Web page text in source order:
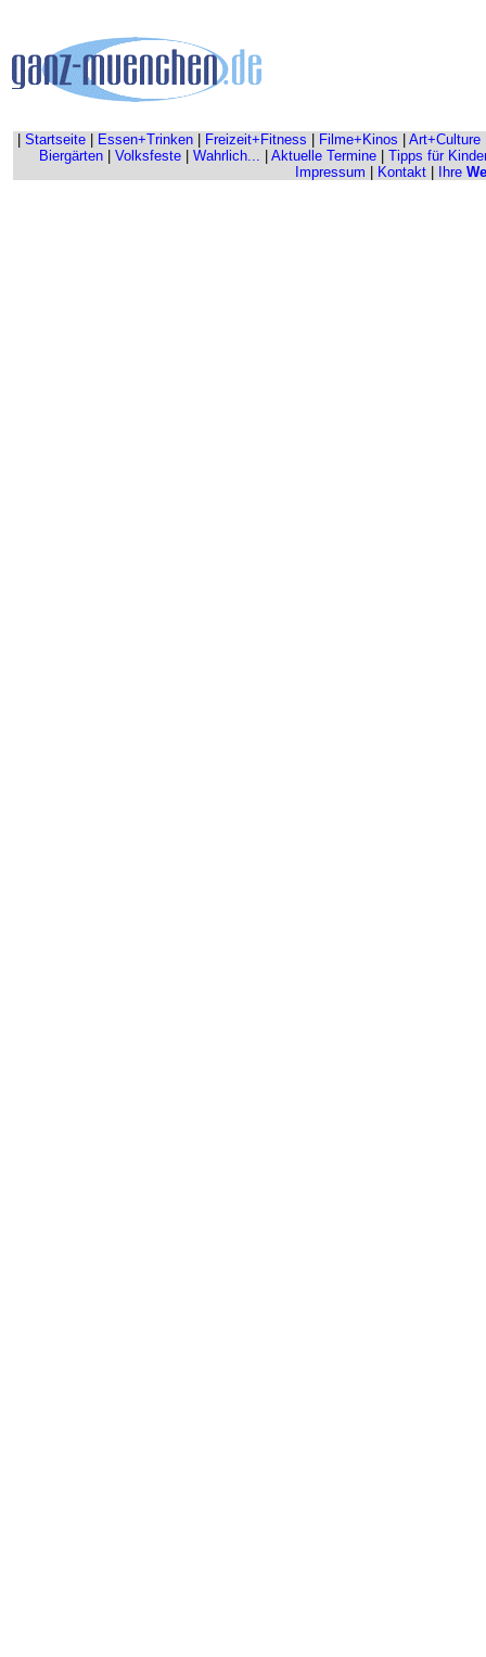
Startseite Essen+Trinken Freizeit+Fitness Filme+Kinos Art+Culture
Biergärten| Volksfeste| Wahrlich... Aktuelle Termine
Tipps für
Impressum
Kontakt Ihre